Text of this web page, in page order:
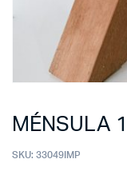
MÉNSULA
SKU: 33049IMP